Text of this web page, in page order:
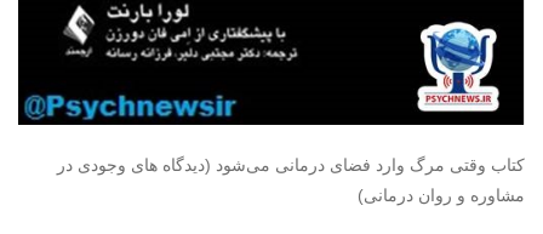
کتاب وقتی مرگ وارد فضای درمانی می‌شود (دیدگاه های وجودی در
مشاوره و روان درمانی)